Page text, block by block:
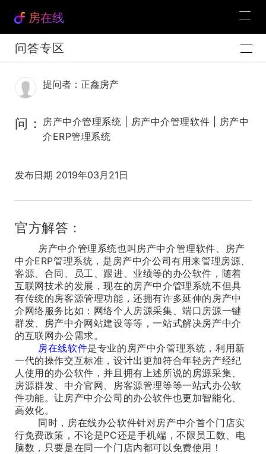
房在线
问答专区
提问者：正鑫房产
问：
房产中介管理系统 | 房产中介管理软件 | 房产中
介ERP管理系统
发布日期 2019年03月21日
官方解答：
房产中介管理系统也叫房产中介管理软件、房产
中介ERP管理系统，是房产中介公司有用来管理房源、
客源、合同、员工、跟进、业绩等的办公软件，随着
互联网技术的发展，现在的房产中介管理系统不但具
有传统的房客源管理功能，还拥有许多延伸的房产中
介网络服务比如：网络个人房源采集、端口房源一键
群发、房产中介网站建设等等，一站式解决房产中介
的互联网办公需求。
房在线软件是专业的房产中介管理系统，利用新
一代的操作交互标准，设计出更加符合年轻房产经纪
人使用的办公软件，并且拥有上述所说的房源采集、
房源群发、中介官网、房客源管理等等一站式办公软
件功能。让房产中介公司的办公软件也更加智能化、
高效化。
同时，房在线办公软件针对房产中介首个门店实
行免费政策，不论是PC还是手机端，不限员工数、电
脑数，只要是在同一个门店内都可以免费使用！